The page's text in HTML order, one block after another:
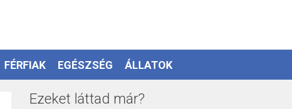
FÉRFIAK EGÉSZSÉG ÁLLATOK
Ezeket láttad már?